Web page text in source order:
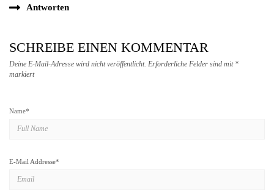
Antworten
SCHREIBE EINEN KOMMENTAR
Deine E-Mail-Adresse wird nicht veröffentlicht. Erforderliche Felder sind mit *
markiert
Name*
E-Mail Addresse*